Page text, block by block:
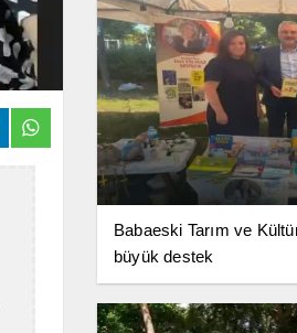
Babaeski Tarım ve
büyük destek